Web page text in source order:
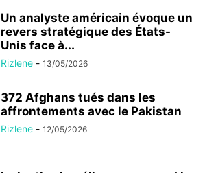
Un analyste américain évoque un
revers stratégique des États-
Unis face à...
Rizlene - 13/05/2026
372 Afghans tués dans les
affrontements avec le Pakistan
Rizlene - 12/05/2026